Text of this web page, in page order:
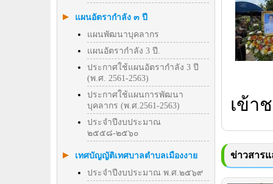
แผนอัตรากำลัง ๓ ปี
แผนพัฒนาบุคลากร
แผนอัตรากำลัง 3 ปี.
ประกาศใช้แผนอัตรากำลัง 3 ปี
(พ.ศ. 2561-2563)
ประกาศใช้แผนการพัฒนา
บุคลากร (พ.ศ.2561-2563)
ประจำปีงบประมาณ
๒๕๕๘-๒๕๖๐
เทศบัญญัติเทศบาลตำบลเมืองงาย
ประจำปีงบประมาณ พ.ศ.๒๕๖๙
เข้า
ข่าวสาร